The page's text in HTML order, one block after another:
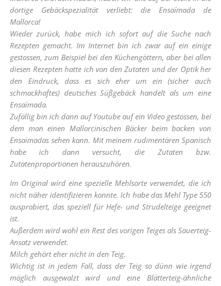
dortige Gebäckspezialität verliebt: die Ensaïmada de
Mallorca!
Wieder zurück, habe mich ich sofort auf die Suche nach
Rezepten gemacht. Im Internet bin ich zwar auf ein einige
gestossen, zum Beispiel bei den Küchengöttern, aber bei allen
diesen Rezepten hatte ich von den Zutaten und der Optik her
den Eindruck, dass es sich eher um ein (sicher auch
schmackhaftes) deutsches Süßgebäck handelt als um eine
Ensaïmada.
Zufällig bin ich dann auf Youtube auf ein Video gestossen, bei
dem man einen Mallorcinischen Bäcker beim backen von
Ensaïmadas sehen kann. Mit meinem rudimentären Spanisch
habe ich dann versucht, die Zutaten bzw.
Zutatenproportionen herauszuhören.
Im Original wird eine spezielle Mehlsorte verwendet, die ich
nicht näher identifizieren konnte. Ich habe das Mehl Type 550
ausprobiert, das speziell für Hefe- und Strudelteige geeignet
ist.
Außerdem wird wohl ein Rest des vorigen Teiges als Sauerteig-
Ansatz verwendet.
Milch gehört eher nicht in den Teig.
Wichtig ist in jedem Fall, dass der Teig so dünn wie irgend
möglich ausgewalzt wird und eine Blätterteig-ähnliche